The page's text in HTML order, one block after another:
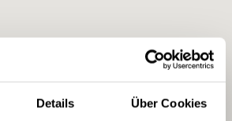
Details Über Cookies